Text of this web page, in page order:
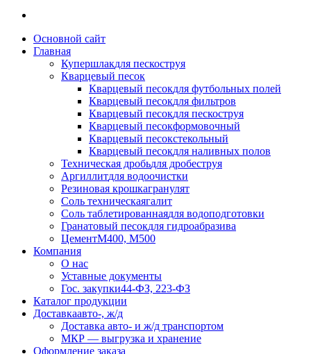
Основной сайт
Главная
Купершлакдля пескоструя
Кварцевый песок
Кварцевый песокдля футбольных полей
Кварцевый песокдля фильтров
Кварцевый песокдля пескоструя
Кварцевый песокформовочный
Кварцевый песокстекольный
Кварцевый песокдля наливных полов
Техническая дробьдля дробеструя
Аргиллитдля водоочистки
Резиновая крошкагранулят
Соль техническаягалит
Соль таблетированнаядля водоподготовки
Гранатовый песокдля гидроабразива
ЦементМ400, М500
Компания
О нас
Уставные документы
Гос. закупки44-ФЗ, 223-ФЗ
Каталог продукции
Доставкаавто-, ж/д
Доставка авто- и ж/д транспортом
МКР — выгрузка и хранение
Оформление заказа